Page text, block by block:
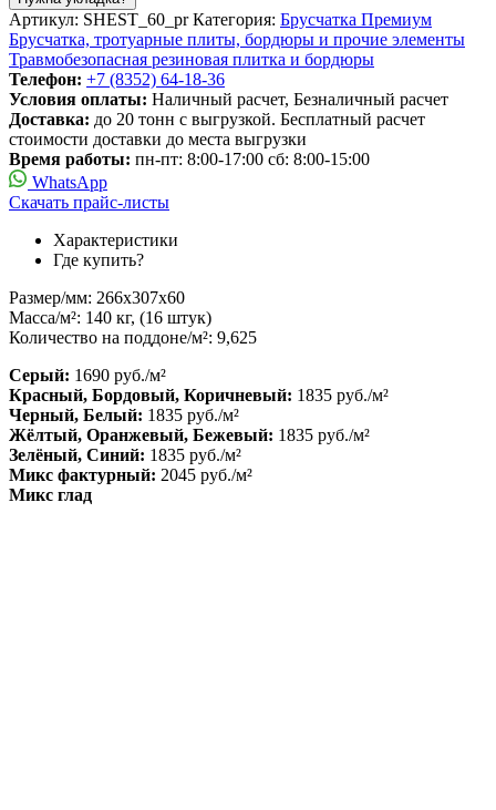
Артикул: SHEST_60_pr Категория: Брусчатка Премиум
Брусчатка, тротуарные плиты, бордюры и прочие элементы
Травмобезопасная резиновая плитка и бордюры
Телефон: +7 (8352) 64-18-36
Условия оплаты: Наличный расчет, Безналичный расчет
Доставка: до 20 тонн с выгрузкой. Бесплатный расчет
стоимости доставки до места выгрузки
Время работы: пн-пт: 8:00-17:00 сб: 8:00-15:00
WhatsApp
Скачать прайс-листы
Характеристики
Где купить?
Размер/мм: 266x307x60
Масса/м²: 140 кг, (16 штук)
Количество на поддоне/м²: 9,625
Серый: 1690 руб./м²
Красный, Бордовый, Коричневый: 1835 руб./м²
Черный, Белый: 1835 руб./м²
Жёлтый, Оранжевый, Бежевый: 1835 руб./м²
Зелёный, Синий: 1835 руб./м²
Микс фактурный: 2045 руб./м²
Микс глад